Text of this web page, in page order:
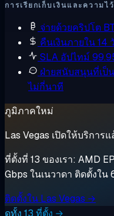
การเรียกเก็บเงินและความไ
จ่ายด้วยคริปโต
คืนเงินภายใน 14
SLA อัปไทม์
ฝ่ายสนับสนุนที่เป็
ไม่กี่นาที
ภูมิภาคใหม่
Las Vegas เปิดให้บริการแ
ที่ตั้งที่ 13 ของเรา: AMD
Gbps ในเนวาดา ติดตั้งใน
ติดตั้งใน Las Vegas →
ดูทั้ง 13 ที่ตั้ง →